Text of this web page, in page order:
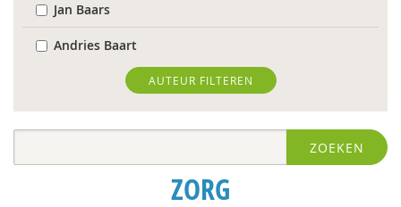
Jan Baars
Andries Baart
Elena Bendien
Deirdre Beneken genaamd Kolmer
AUTEUR FILTEREN
ZOEKEN
ZORG